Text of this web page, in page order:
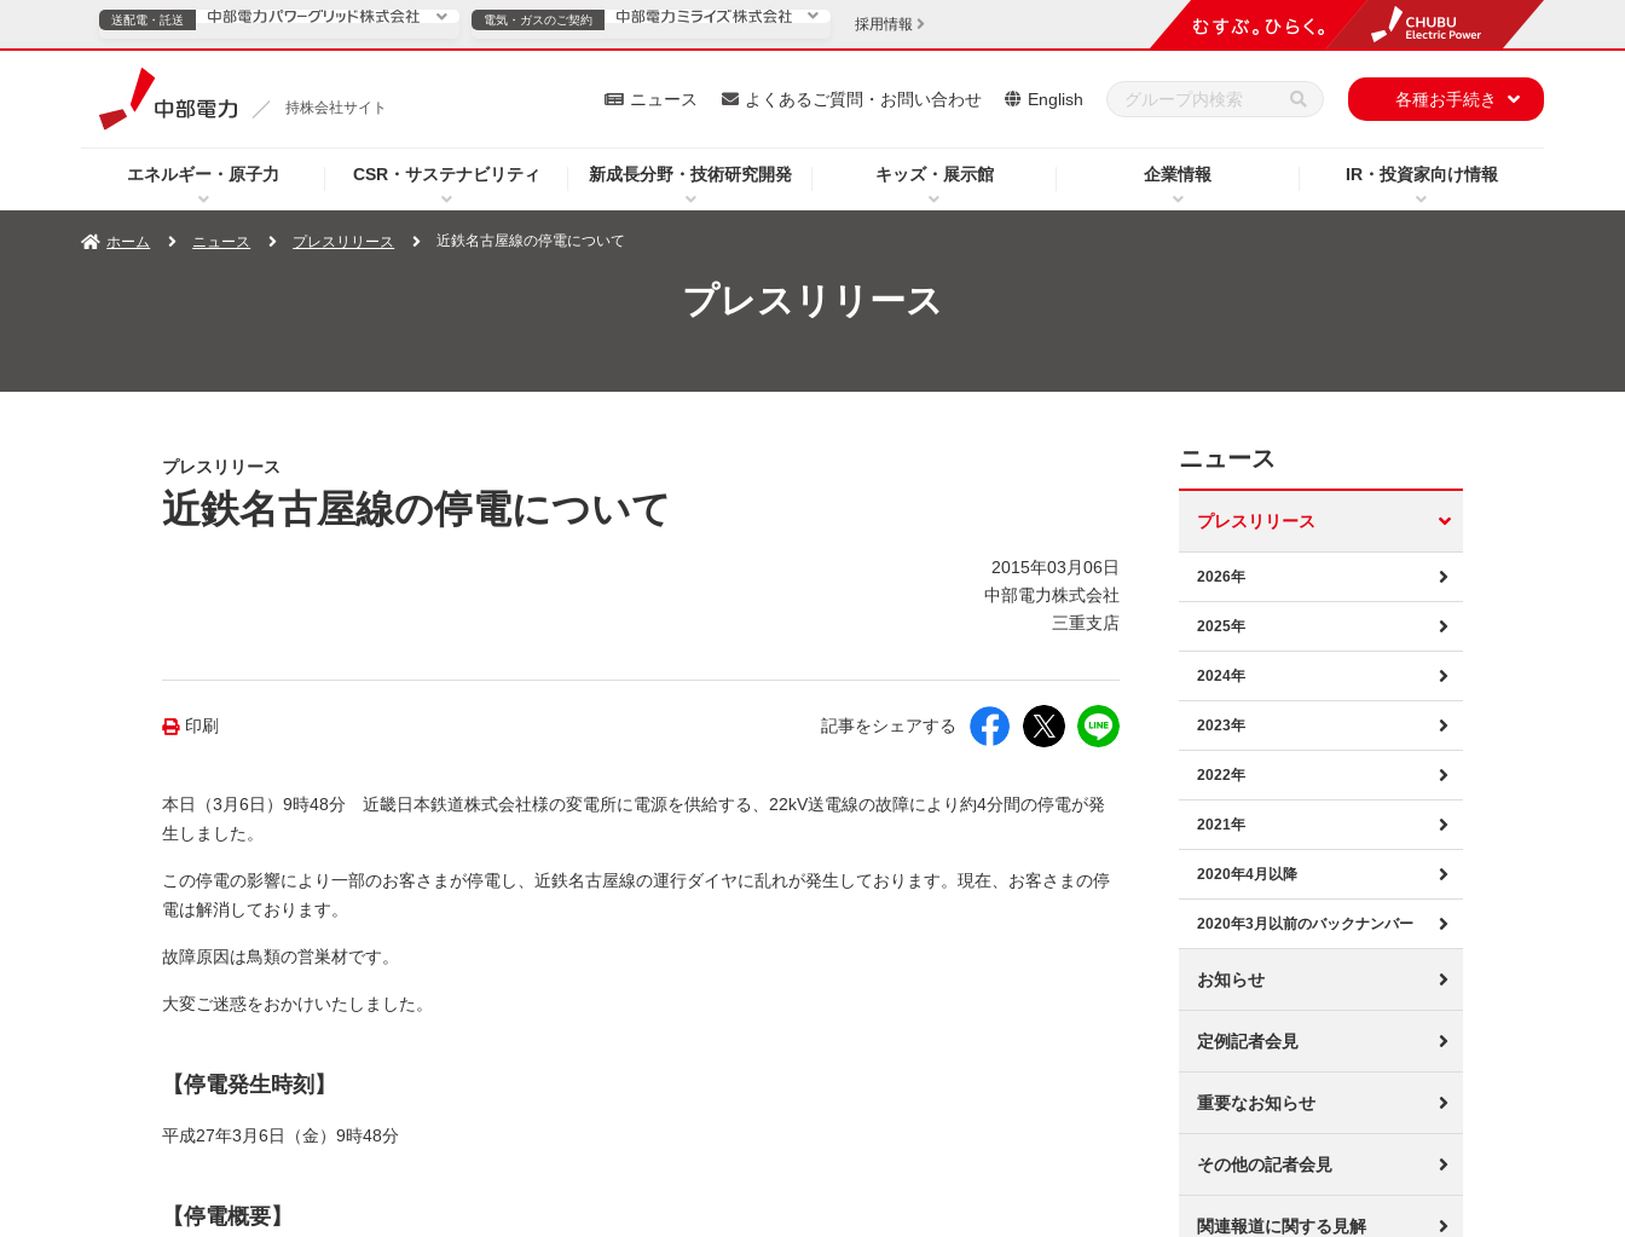
持株会社サイト
エネルギー・原子力 CSR・サステナビリティ 新成長分野・技術研究開発 キッズ・展示館 企業情報 IR・投資家向け情報
ニュース よくあるご質問・お問い合わせ English 各種お手続き
送配電・託送
TOPページへ ご案内 安定供給
企業情報
電気・ガスのご契約
電気・ガスのご契約
TOPページへ 個人のお客さま 法人のお客さま
採用情報
ホーム ニュース プレスリリース 近鉄名古屋線の停電について
プレスリリース
プレスリリース
近鉄名古屋線の停電について
2015年03月06日
中部電力株式会社
三重支店
印刷 記事をシェアする
本日（3月6日）9時48分 近畿日本鉄道株式会社様の変電所に電源を供給する、22kV送電線の故障により約4分間の停電が発
生しました。
この停電の影響により一部のお客さまが停電し、近鉄名古屋線の運行ダイヤに乱れが発生しております。現在、お客さまの停
電は解消しております。
故障原因は鳥類の営巣材です。
大変ご迷惑をおかけいたしました。
【停電発生時刻】
平成27年3月6日（金）9時48分
【停電概要】
ニュース
プレスリリース
2026年
2025年
2024年
2023年
2022年
2021年
2020年4月以降
2020年3月以前のバックナンバー
お知らせ
定例記者会見
重要なお知らせ
その他の記者会見
関連報道に関する見解